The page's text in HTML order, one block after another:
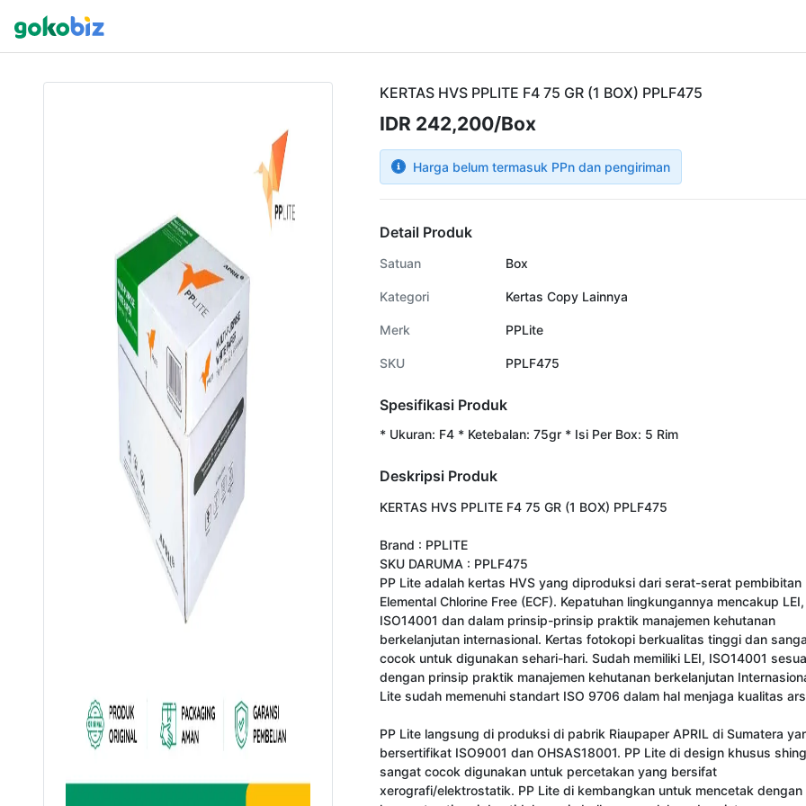
KERTAS HVS PPLITE F4 75 GR (1 BOX) PPLF475
IDR 242,200/Box
Harga belum termasuk PPn dan pengiriman
Detail Produk
Satuan Box
Kategori Kertas Copy Lainnya
Merk PPLite
SKU PPLF475
Spesifikasi Produk
* Ukuran: F4 * Ketebalan: 75gr * Isi Per Box: 5 Rim
Deskripsi Produk
KERTAS HVS PPLITE F4 75 GR (1 BOX) PPLF475
Brand : PPLITE
SKU DARUMA : PPLF475
PP Lite adalah kertas HVS yang diproduksi dari serat-serat pembibitan
Elemental Chlorine Free (ECF). Kepatuhan lingkungannya mencakup LEI,
ISO14001 dan dalam prinsip-prinsip praktik manajemen kehutanan
berkelanjutan internasional. Kertas fotokopi berkualitas tinggi dan
cocok untuk digunakan sehari-hari. Sudah memiliki LEI, ISO14001
dengan prinsip praktik manajemen kehutanan berkelanjutan
Lite sudah memenuhi standart ISO 9706 dalam hal menjaga kualitas
PP Lite langsung di produksi di pabrik Riaupaper APRIL di Sumatera
bersertifikat ISO9001 dan OHSAS18001. PP Lite di design khusus
sangat cocok digunakan untuk percetakan yang bersifat
xerografi/elektrostatik. PP Lite di kembangkan untuk mencetak dengan